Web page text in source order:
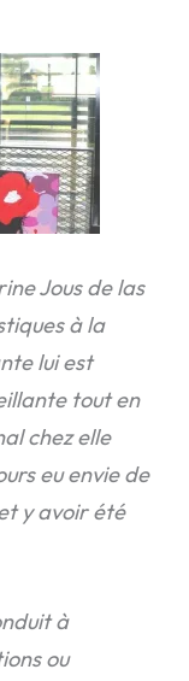
Jous de las
à la
lui est
tout en
chez elle
eu envie de
y avoir été
à
ou